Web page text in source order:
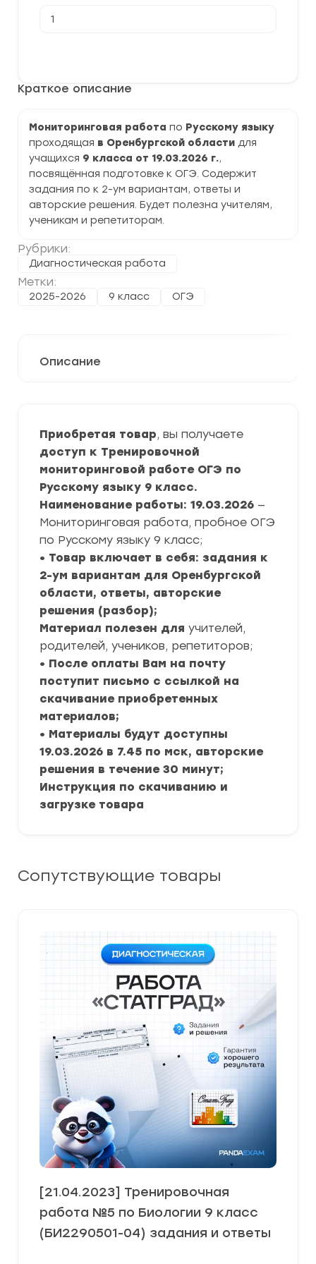
Краткое описание
Мониторинговая работа по Русскому языку
проходящая в Оренбургской области для
учащихся 9 класса от 19.03.2026 г.,
посвящённая подготовке к ОГЭ. Содержит
задания по к 2-ум вариантам, ответы и
авторские решения. Будет полезна учителям,
ученикам и репетиторам.
Рубрики:
Диагностическая работа
Метки:
2025-2026 9 класс ОГЭ
товара
по
9
класс
задания
и
ответы
Описание
Приобретая товар, вы получаете
доступ к Тренировочной
мониторинговой работе ОГЭ по
Русскому языку 9 класс.
Наименование работы: 19.03.2026 —
Мониторинговая работа, пробное ОГЭ
по Русскому языку 9 класс;
• Товар включает в себя: задания к
2-ум вариантам для Оренбургской
области, ответы, авторские
решения (разбор);
Материал полезен для учителей,
родителей, учеников, репетиторов;
• После оплаты Вам на почту
поступит письмо с ссылкой на
скачивание приобретенных
материалов;
• Материалы будут доступны
19.03.2026 в 7.45 по мск, авторские
решения в течение 30 минут;
Инструкция по скачиванию и
загрузке товара
Сопутствующие товары
[21.04.2023] Тренировочная
работа №5 по Биологии 9 класс
(БИ2290501-04) задания и ответы